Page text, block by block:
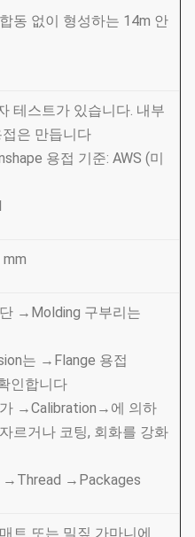
동 없이 형성하는 14m 안
테스트가 있습니다. 내부
은 만듭니다
용접 기준: AWS (미
→Molding 구부리는
는 →Flange 용접
인합니다
→Calibration→에 의하
르거나 코팅, 회화를 강화
→Thread →Packages
트 또는 밀짚 가마니에